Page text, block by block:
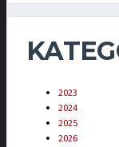
2023
2024
2025
2026